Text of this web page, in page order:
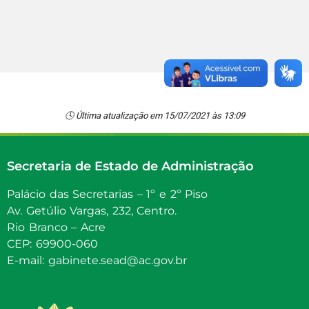
🕓 Última atualização em 15/07/2021 às 13:09
Secretaria de Estado de Administração
Palácio das Secretarias – 1º e 2º Piso
Av. Getúlio Vargas, 232, Centro.
Rio Branco – Acre
CEP: 69900-060
E-mail: gabinete.sead@ac.gov.br